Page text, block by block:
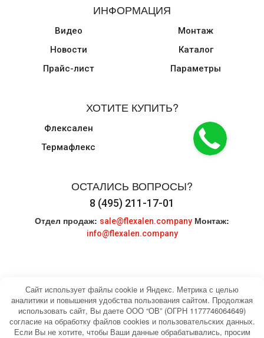
ИНФОРМАЦИЯ
Видео
Новости
Прайс-лист
Монтаж
Каталог
Параметры
ХОТИТЕ КУПИТЬ?
Флексален
Термафлекс
ОСТАЛИСЬ ВОПРОСЫ?
8 (495) 211-17-01
Отдел продаж: sale@flexalen.company Монтаж:
info@flexalen.company
Карта сайта© 2004-2026 HEATING WATER. Все права
защищены.
Сайт использует файлы cookie и Яндекс. Метрика с целью
аналитики и повышения удобства пользования сайтом. Продолжая
использовать сайт, Вы даете ООО “ОВ” (ОГРН 1177746064649)
согласие на обработку файлов cookies и пользовательских данных.
Если Вы не хотите, чтобы Ваши данные обрабатывались, просим